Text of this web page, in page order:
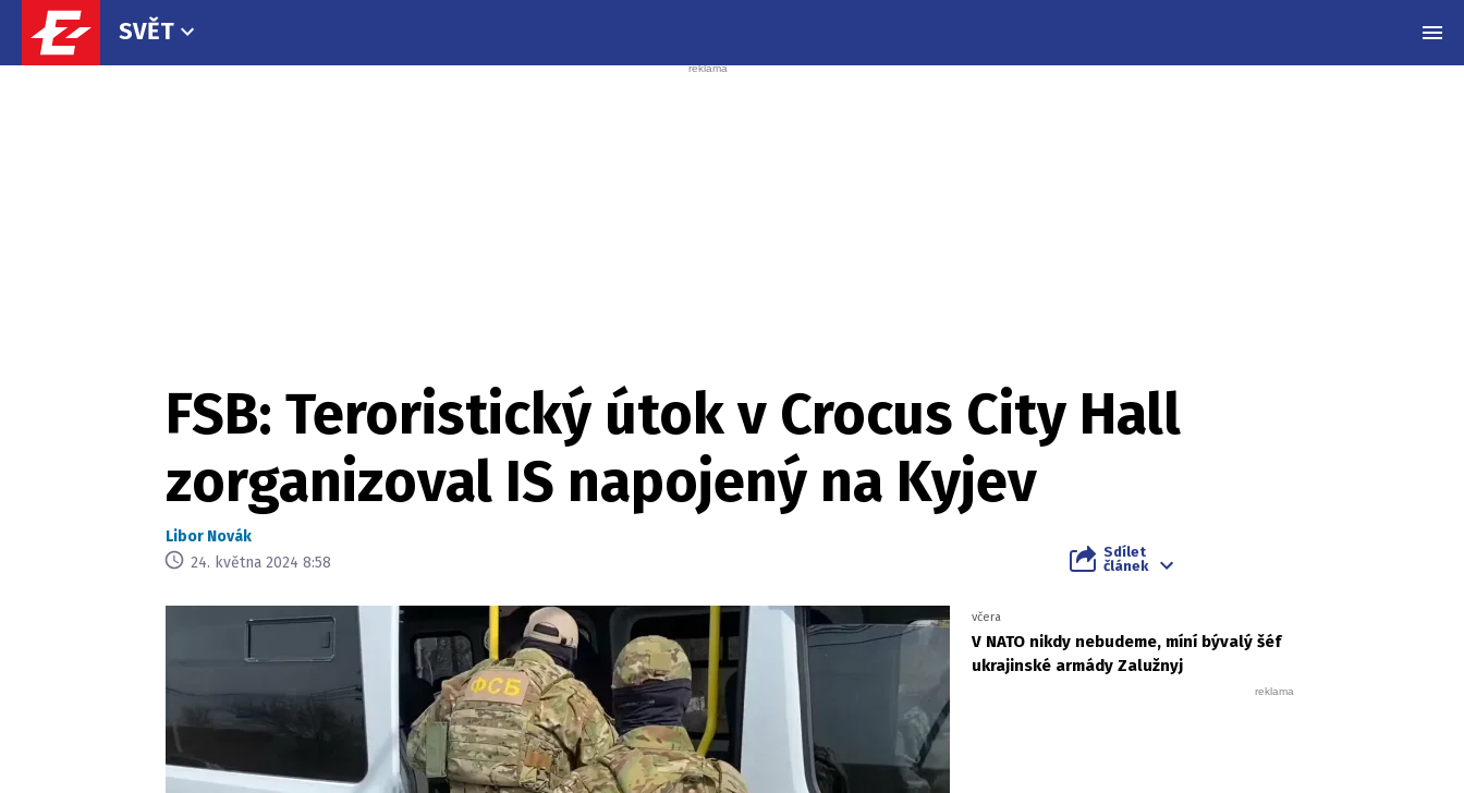
SVĚT
FSB: Teroristický útok v Crocus City Hall
zorganizoval IS napojený na Kyjev
Libor Novák
24. května 2024 8:58
Sdílet
článek
včera
V NATO nikdy nebudeme, míní bývalý šéf
ukrajinské armády Zalužnyj